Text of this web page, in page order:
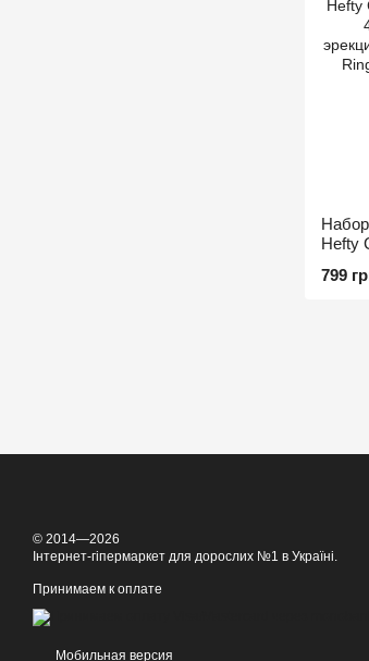
Hefty
799
© 2014—2026
Інтернет-гіпермаркет для дорослих №1 в Україні.
Принимаем к оплате
Мобильная версия